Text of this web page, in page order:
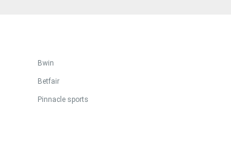
Bwin
Betfair
Pinnacle sports